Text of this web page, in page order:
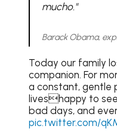
mucho."
Barack Obama,
Today our family
companion. For
a constant, gentle
liveshappy to
bad days, and
pic.twitter.com/